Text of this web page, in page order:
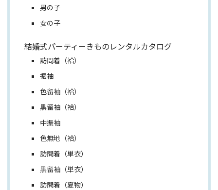
男の子
女の子
結婚式パーティーきものレンタルカタログ
訪問着（袷）
振袖
色留袖（袷）
黒留袖（袷）
中振袖
色無地（袷）
訪問着（単衣）
黒留袖（単衣）
訪問着（夏物）